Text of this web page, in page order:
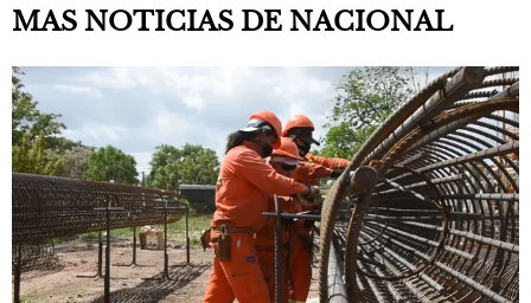
MAS NOTICIAS DE NACIONAL